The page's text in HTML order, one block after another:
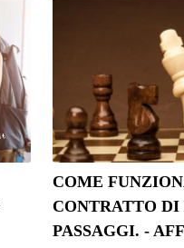
COME
CONTRATTO
PASSAGGI. -